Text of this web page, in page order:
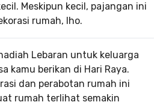
Meskipun kecil, pajangan ini
rumah, lho.
Lebaran untuk keluarga
kamu berikan di Hari Raya.
dan perabotan rumah ini
rumah terlihat semakin